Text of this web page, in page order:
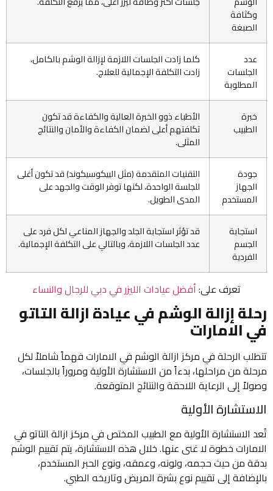
وكثافة
الصبغة
عدد
الجلسات
المطلوبة
كلما زادت الجلسات اللازمة لإزالة الوشم بالكامل،
زادت التكلفة الإجمالية للعلاج.
خبرة
الطبيب
الأطباء ذوو الخبرة العالية والكفاءة قد تكون
تكلفتهم أعلى لضمان الكفاءة والأمان والنتائج
المثلى.
جودة
الجهاز
المستخدم
التقنيات المتقدمة (مثل البيكوسيكوند) قد تكون أغلى
للجلسة الواحدة، لكنها توفر الوقت والجهد على
المدى الطويل.
استجابة
الجسم
الفردية
قد تؤثر استجابة الجلد والجهاز المناعي لكل فرد على
عدد الجلسات اللازمة، وبالتالي على التكلفة الإجمالية.
تعرف على:أفضل عيادات الليزر في دبي للرجال والنساء
رحلة إزالة الوشم في عيادة ازالة التاتو
في الامارات
تتطلب الرحلة في مركز ازالة الوشم في الامارات فهماً شاملاً لكل
مرحلة من مراحلها، بدءاً من الاستشارة الأولية ومروراً بالجلسات،
وصولاً إلى الرعاية اللاحقة والنتائج المتوقعة.
الاستشارة الأولية
تُعد الاستشارة الأولية مع الطبيب المختص في مركز ازالة التاتو في
الامارات خطوة لا غنى عنها. خلال هذه الاستشارة، يتم تقييم الوشم
بدقة من حيث حجمه، ولونه، وعمقه، ونوع الحبر المستخدم،
بالإضافة إلى تقييم نوع بشرة المريض وتاريخه الطبي.